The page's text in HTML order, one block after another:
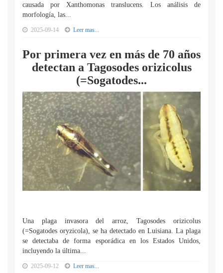
causada por Xanthomonas translucens. Los análisis de
morfología, las...
2025-09-14 Leer mas...
Por primera vez en más de 70 años
detectan a Tagosodes orizicolus
(=Sogatodes...
Una plaga invasora del arroz, Tagosodes orizicolus
(=Sogatodes oryzicola), se ha detectado en Luisiana. La plaga
se detectaba de forma esporádica en los Estados Unidos,
incluyendo la última...
2025-09-12 Leer mas...